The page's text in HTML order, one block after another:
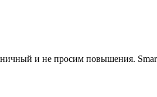
и не просим повышения.